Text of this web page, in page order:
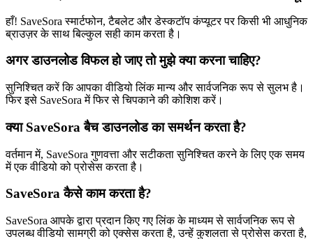
हाँ! SaveSora स्मार्टफोन, टैबलेट और डेस्कटॉप कंप्यूटर पर किसी भी आधुनिक
ब्राउज़र के साथ बिल्कुल सही काम करता है।
अगर डाउनलोड विफल हो जाए तो मुझे क्या करना चाहिए?
सुनिश्चित करें कि आपका वीडियो लिंक मान्य और सार्वजनिक रूप से सुलभ है।
फिर इसे SaveSora में फिर से चिपकाने की कोशिश करें।
क्या SaveSora बैच डाउनलोड का समर्थन करता है?
वर्तमान में, SaveSora गुणवत्ता और सटीकता सुनिश्चित करने के लिए एक समय
में एक वीडियो को प्रोसेस करता है।
SaveSora कैसे काम करता है?
SaveSora आपके द्वारा प्रदान किए गए लिंक के माध्यम से सार्वजनिक रूप से
उपलब्ध वीडियो सामग्री को एक्सेस करता है, उन्हें कुशलता से प्रोसेस करता है,